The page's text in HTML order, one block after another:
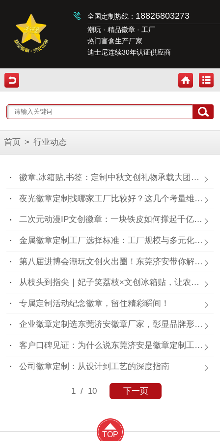
全国定制热线： 18826803273
潮玩 · 精品徽章 · 工厂
热门盲盒生产厂家
迪士尼连续30年认证供应商
首页 > 行业动态
徽章,冰箱贴,书签：定制中秋文创礼物承载大团圆！
夜光徽章定制找哪家工厂比较好？这几个考量维度要记住！
二次元动漫IP文创徽章：一块铁皮如何撑起千亿“谷子经济”？
金属徽章定制工厂选择标准：工厂规模与多元化需求
第八届进博会潮玩文创火出圈！东莞济安带你解锁徽章、盲盒、冰箱贴隐藏玩法
从枝头到指尖｜妃子笑荔枝×文创冰箱贴，让农产品潮出圈！
专属定制活动纪念徽章，留住精彩瞬间！
企业徽章定制选东莞济安徽章厂家，彰显品牌形象，提升团队凝聚力
客户口碑见证：为什么说东莞济安是徽章定制工厂里的“实力派”？
公司徽章定制：从设计到工艺的深度指南
1 / 10 下一页
TOP